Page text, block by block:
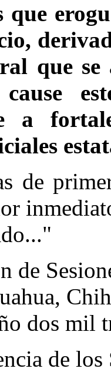
que
que se
a
de
de
dos mil
de los